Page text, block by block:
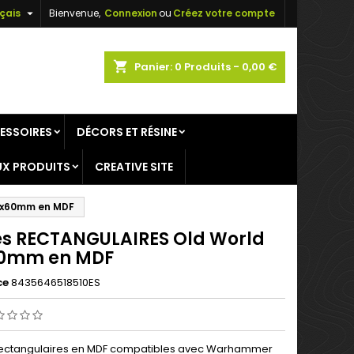
Bienvenue, Connexionou Créez votre compte

shopping_cart Panier: 0 Produits - 0,00 €
DÉCORS ET RÉSINE
PRODUITS CREATIVE SITE
en MDF
RECTANGULAIRES Old World
en MDF
8435646518510ES
en MDF compatibles avec Warhammer